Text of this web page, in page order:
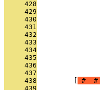
     428
     429
     430
     431
     432
     433
     434
     435
     436
     437
     438
# #
     439